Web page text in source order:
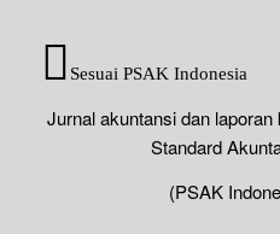
Sesuai PSAK Indonesia
Jurnal akuntansi dan
Standard
(PSAK